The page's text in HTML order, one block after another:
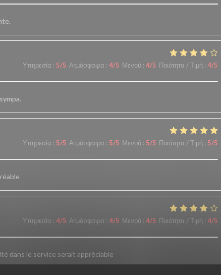
Υπηρεσία : 5/5 Ατμόσφαιρα : 4/5 Μενού : 4/5 Ποιότητα / Τιμή : 4/5
Υπηρεσία : 5/5 Ατμόσφαιρα : 5/5 Μενού : 5/5 Ποιότητα / Τιμή : 5/5
Υπηρεσία : 4/5 Ατμόσφαιρα : 4/5 Μενού : 4/5 Ποιότητα / Τιμή : 4/5
dans le service serait appréciable